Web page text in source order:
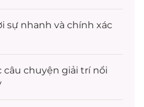
sự nhanh và chính xác
câu chuyện giải trínổi